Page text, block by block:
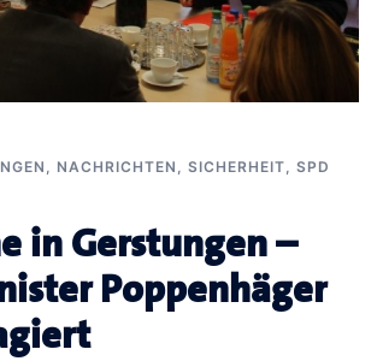
, NACHRICHTEN , SICHERHEIT, SPD
in Gerstungen –
Poppenhäger